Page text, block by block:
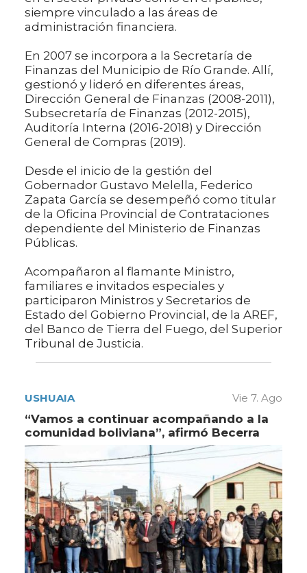
siempre vinculado a las áreas de
administración financiera.
En 2007 se incorpora a la Secretaría de
Finanzas del Municipio de Río Grande. Allí,
gestionó y lideró en diferentes áreas,
Dirección General de Finanzas (2008-2011),
Subsecretaría de Finanzas (2012-2015),
Auditoría Interna (2016-2018) y Dirección
General de Compras (2019).
Desde el inicio de la gestión del
Gobernador Gustavo Melella, Federico
Zapata García se desempeñó como titular
de la Oficina Provincial de Contrataciones
dependiente del Ministerio de Finanzas
Públicas.
Acompañaron al flamante Ministro,
familiares e invitados especiales y
participaron Ministros y Secretarios de
Estado del Gobierno Provincial, de la AREF,
del Banco de Tierra del Fuego, del Superior
Tribunal de Justicia.
USHUAIA Vie 7. Ago
“Vamos a continuar acompañando a la
comunidad boliviana”, afirmó Becerra